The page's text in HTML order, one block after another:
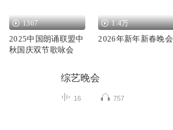
1367
2025中国朗诵联盟中
秋国庆双节歌咏会
1.4万
2026年新年新春晚会
综艺晚会
16 757